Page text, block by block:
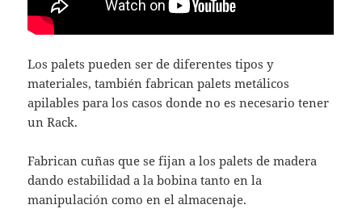
Los palets pueden ser de diferentes tipos y
materiales, también fabrican palets metálicos
apilables para los casos donde no es necesario tener
un Rack.
Fabrican cuñas que se fijan a los palets de madera
dando estabilidad a la bobina tanto en la
manipulación como en el almacenaje.